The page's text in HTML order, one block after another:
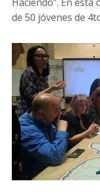
de 50 jóvenes de